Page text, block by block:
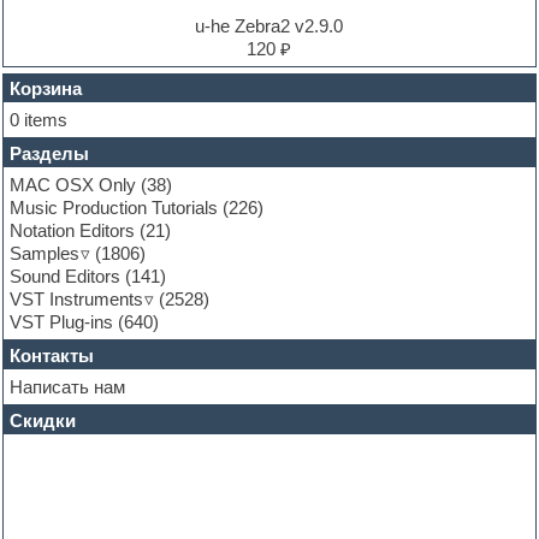
FL Studio
Flute
Folk samples
Fruityloops
Funk
Garritan
General MIDI kits
Guitar emulation
Guitar loops
Guitar processing and effects
Hands-up samples
Hardstyle
Heavy metal sample packs
Hip-hop
House music
Hypersonic
Jazz
u-he Zebra2 v2.9.0
120 ₽
Корзина
0 items
Разделы
MAC OSX Only (38)
Music Production Tutorials (226)
Notation Editors (21)
Samples
(1806)
Sound Editors (141)
VST Instruments
(2528)
VST Plug-ins (640)
Контакты
Написать нам
Скидки